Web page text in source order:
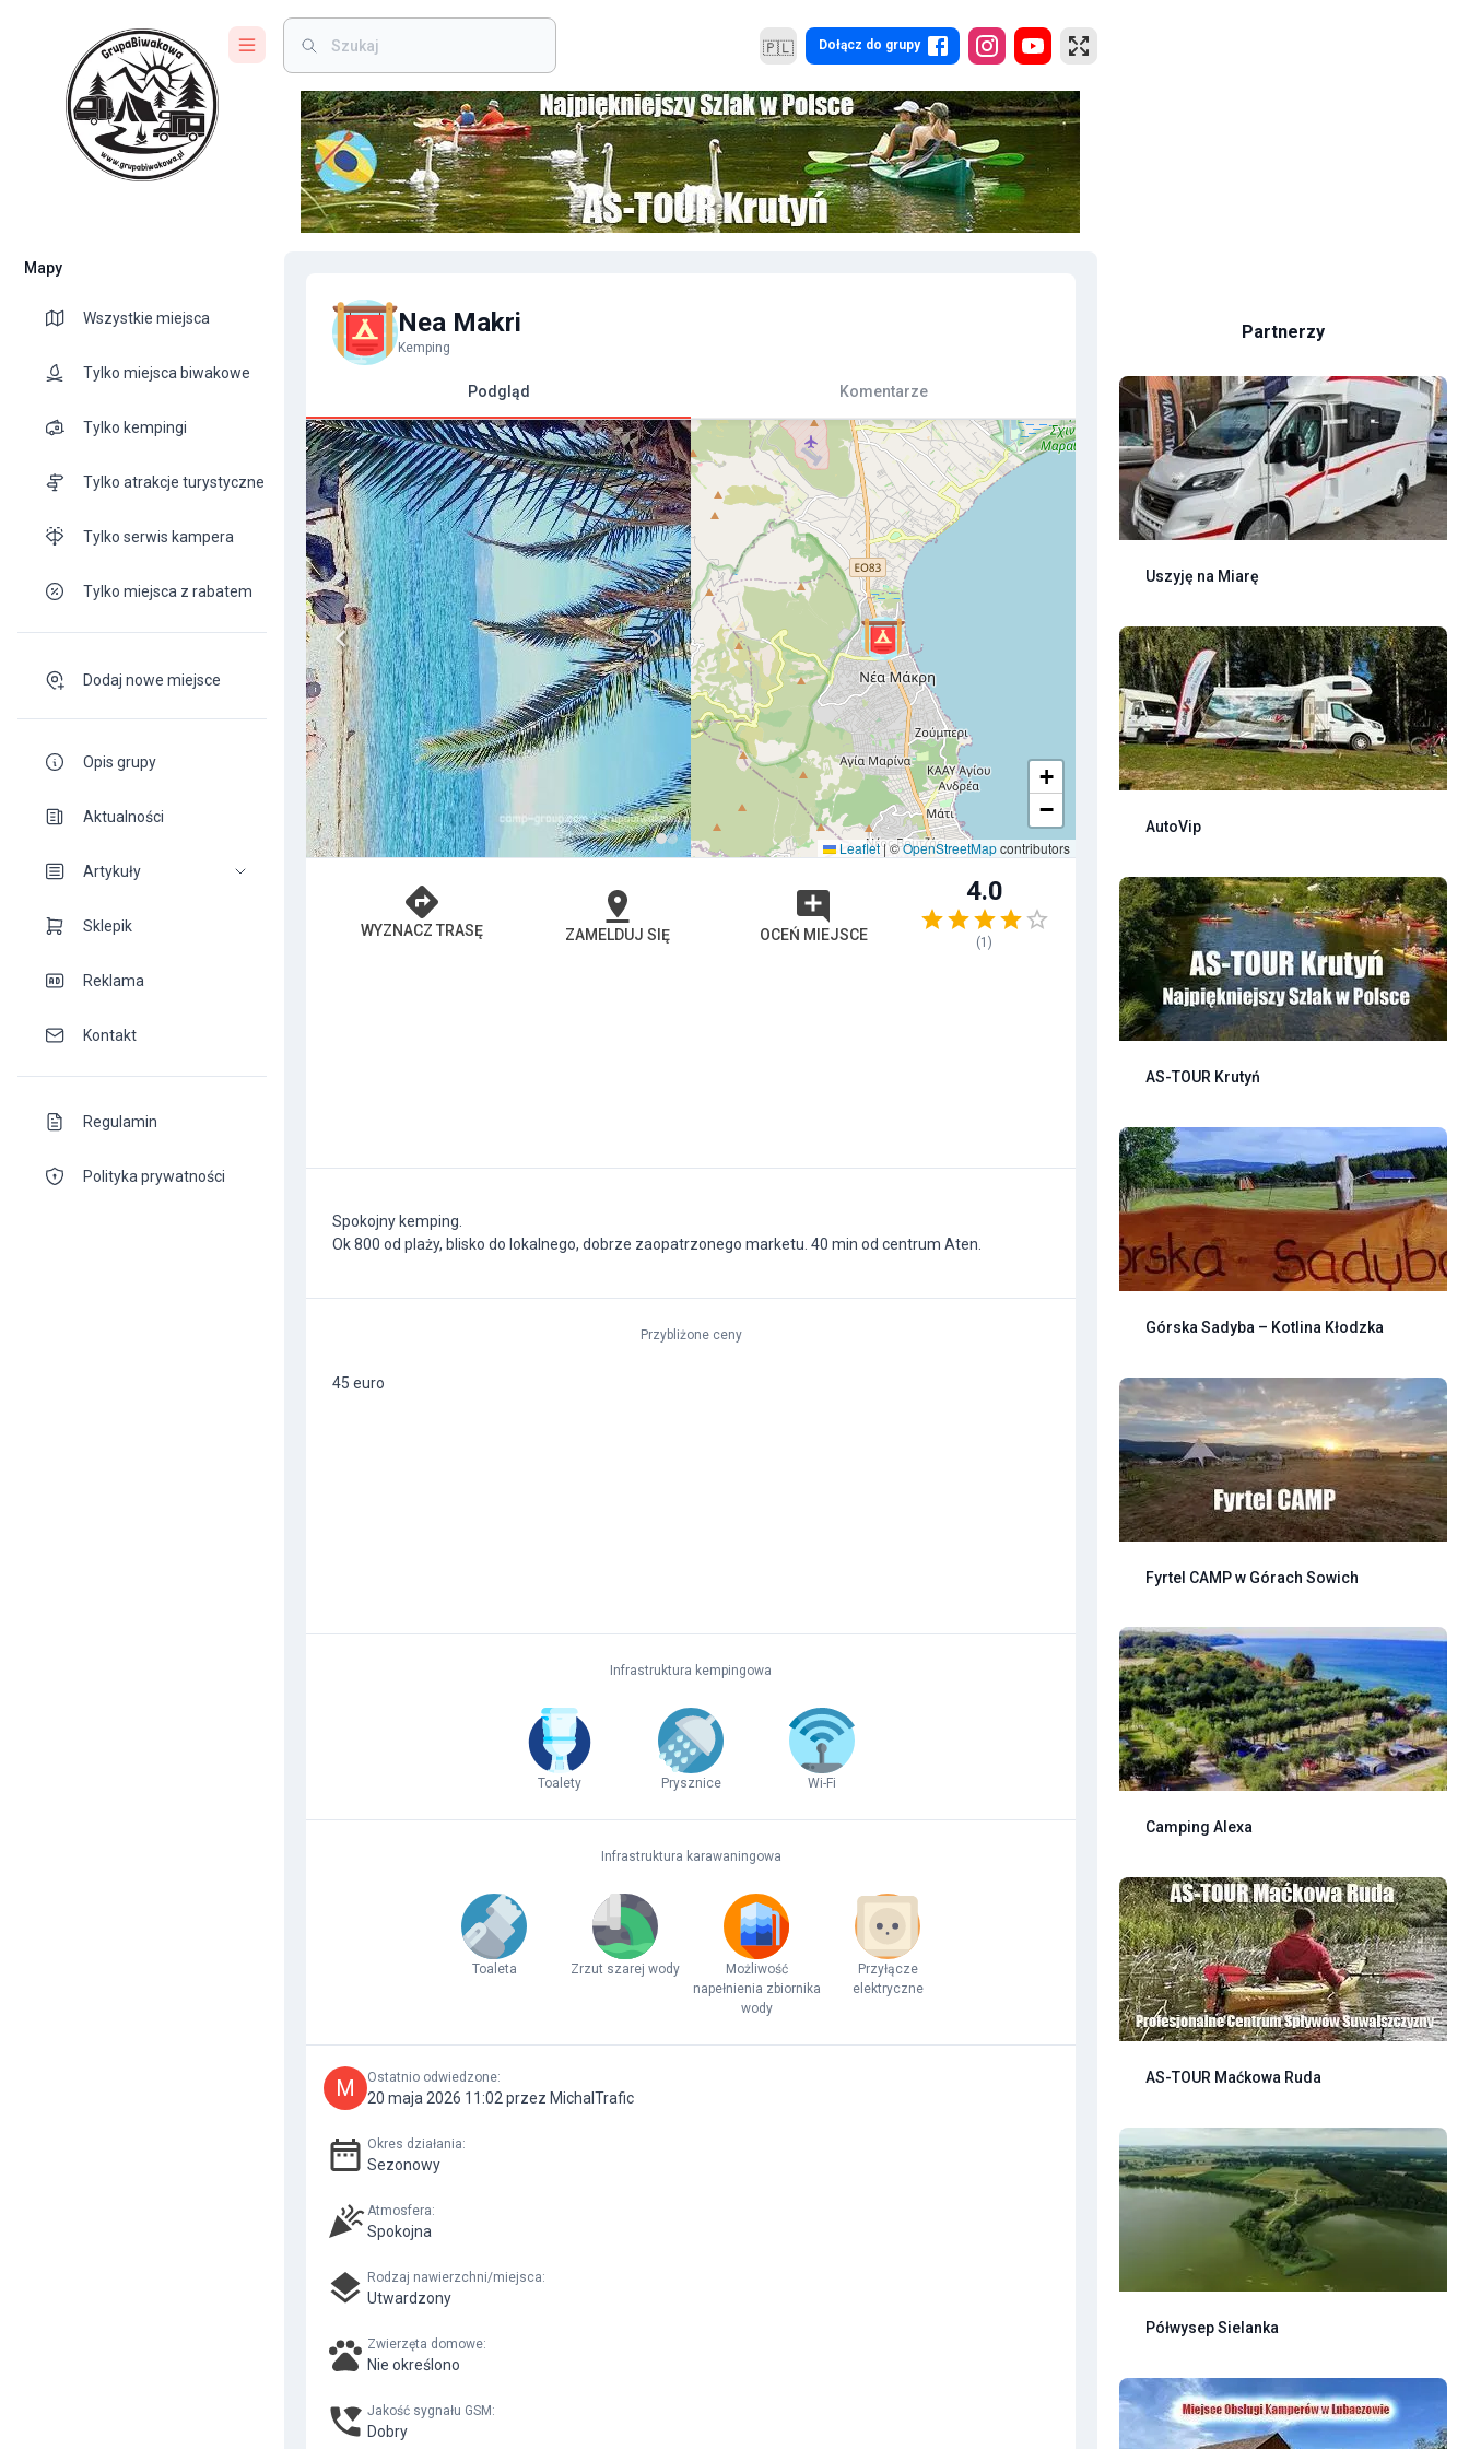
🇵🇱 Dołącz do grupy
Mapy
Wszystkie miejsca
Tylko miejsca biwakowe
Tylko kempingi
Tylko atrakcje turystyczne
Tylko serwis kampera
Tylko miejsca z rabatem
Dodaj nowe miejsce
Opis grupy
Aktualności
Artykuły
Sklepik
Reklama
Kontakt
Regulamin
Polityka prywatności
Nea Makri
Kemping
Podgląd Komentarze
+
−
Leaflet|©OpenStreetMapcontributors
WYZNACZ TRASĘ ZAMELDUJ SIĘ OCEŃ MIEJSCE
4.0
(1)
Spokojny kemping.
Ok 800 od plaży, blisko do lokalnego, dobrze zaopatrzonego marketu. 40 min od centrum Aten.
Przybliżone ceny
45 euro
Infrastruktura kempingowa
Toalety Prysznice Wi-Fi
Infrastruktura karawaningowa
Toaleta Zrzut szarej wody
Możliwość
napełnienia zbiornika
wody
Przyłącze
elektryczne
M Ostatnio odwiedzone:
20 maja 2026 11:02 przez MichalTrafic
Okres działania:
Sezonowy
Atmosfera:
Spokojna
Rodzaj nawierzchni/miejsca:
Utwardzony
Zwierzęta domowe:
Nie określono
Jakość sygnału GSM :
Dobry
Partnerzy
Uszyję na Miarę
AutoVip
AS-TOUR Krutyń
Górska Sadyba – Kotlina Kłodzka
Fyrtel CAMP w Górach Sowich
Camping Alexa
AS-TOUR Maćkowa Ruda
Półwysep Sielanka